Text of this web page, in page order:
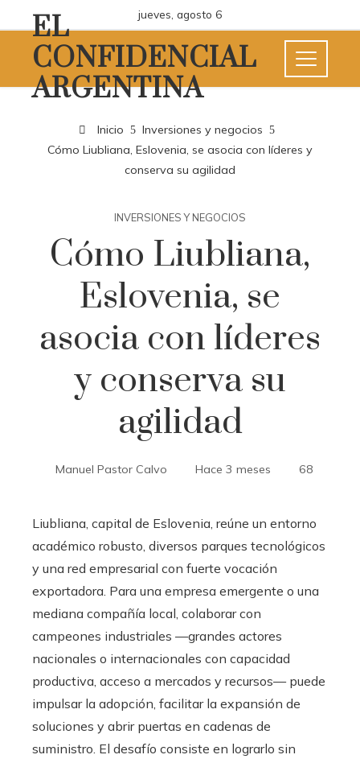
jueves, agosto 6
EL
CONFIDENCIAL
ARGENTINA
Inicio
Inversiones y negocios
Cómo Liubliana, Eslovenia, se asocia con líderes y
conserva su agilidad
INVERSIONES Y NEGOCIOS
Cómo Liubliana,
Eslovenia, se
asocia con líderes
y conserva su
agilidad
Manuel Pastor Calvo Hace 3 meses 68
Liubliana, capital de Eslovenia, reúne un entorno
académico robusto, diversos parques tecnológicos
y una red empresarial con fuerte vocación
exportadora. Para una empresa emergente o una
mediana compañía local, colaborar con
campeones industriales —grandes actores
nacionales o internacionales con capacidad
productiva, acceso a mercados y recursos— puede
impulsar la adopción, facilitar la expansión de
soluciones y abrir puertas en cadenas de
suministro. El desafío consiste en lograrlo sin